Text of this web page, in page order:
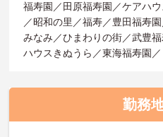
福寿園／田原福寿園／ケアハ
／昭和の里／福寿／豊田福寿
みなみ／ひまわりの街／武豊
ハウスきぬうら／東海福寿園
勤務